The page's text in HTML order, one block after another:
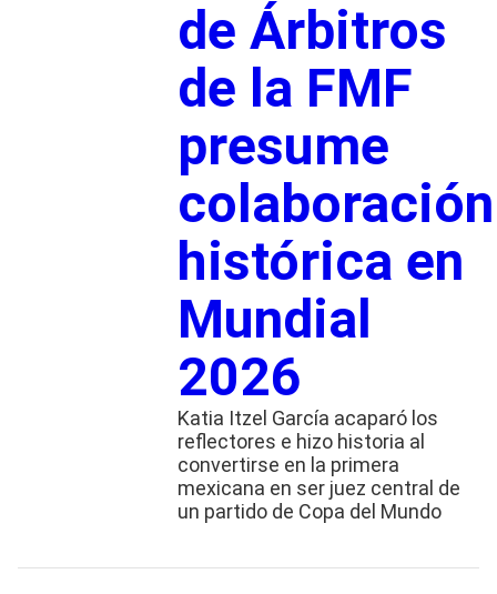
de Árbitros
de la FMF
presume
colaboración
histórica en
Mundial
2026
Katia Itzel García acaparó los
reflectores e hizo historia al
convertirse en la primera
mexicana en ser juez central de
un partido de Copa del Mundo